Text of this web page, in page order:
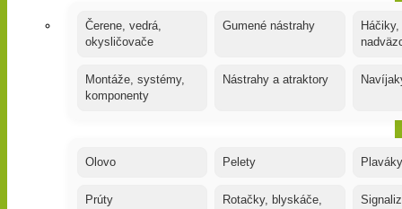
Čerene, vedrá,
okysličovače
Gumené nástrahy
Montáže, systémy,
komponenty
Nástrahy a atraktory
Olovo Pelety
Prúty
Rotačky, blyskáče,